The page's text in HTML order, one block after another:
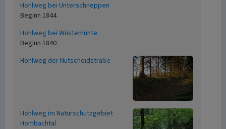
Hohlweg bei Unterschneppen
Beginn 1844
Hohlweg bei Wüstemünte
Beginn 1840
Hohlweg der Nutscheidstraße
Hohlweg im Naturschutzgebiet
Hombachtal